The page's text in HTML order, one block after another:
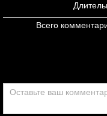
Всего